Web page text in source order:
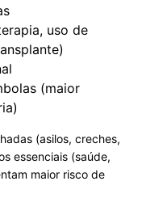
uso de
(maior
(asilos, creches,
essenciais (saúde,
maior risco de